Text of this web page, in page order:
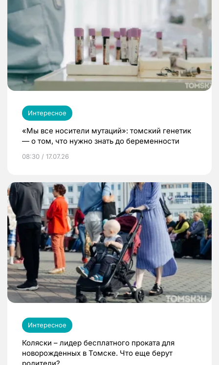
Интересное
«Мы все носители мутаций»: томский генетик
— о том, что нужно знать до беременности
08:30 / 17.07.26
Интересное
Коляски – лидер бесплатного проката для
новорожденных в Томске. Что еще берут